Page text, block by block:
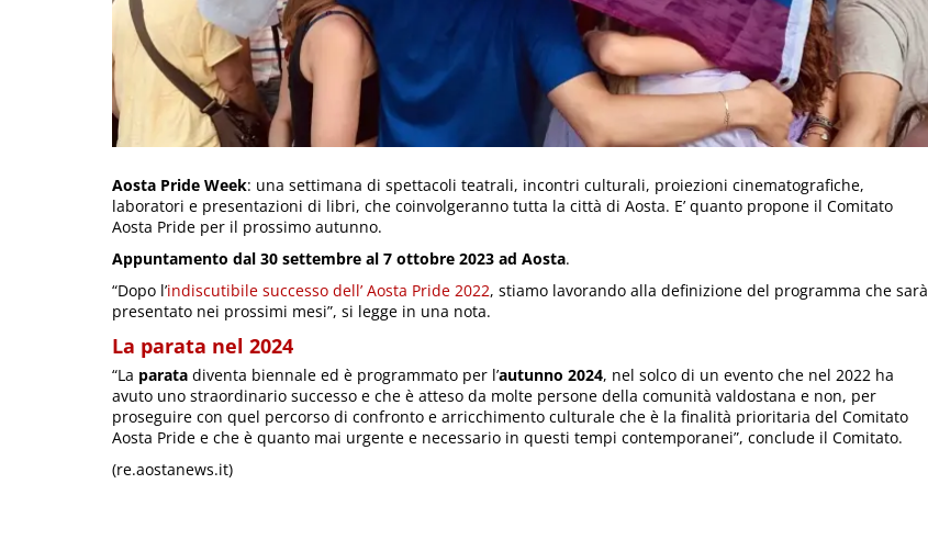
Aosta Pride Week: una settimana di spettacoli teatrali, incontri culturali, proiezioni cinematografiche,
laboratori e presentazioni di libri, che coinvolgeranno tutta la città di Aosta. E’ quanto propone il Comitato
Aosta Pride per il prossimo autunno.
Appuntamento dal 30 settembre al 7 ottobre 2023 ad Aosta.
“Dopo l’indiscutibile successo dell’ Aosta Pride 2022, stiamo lavorando alla definizione del programma che sarà
presentato nei prossimi mesi”, si legge in una nota.
La parata nel 2024
“La parata diventa biennale ed è programmato per l’autunno 2024, nel solco di un evento che nel 2022 ha
avuto uno straordinario successo e che è atteso da molte persone della comunità valdostana e non, per
proseguire con quel percorso di confronto e arricchimento culturale che è la finalità prioritaria del Comitato
Aosta Pride e che è quanto mai urgente e necessario in questi tempi contemporanei”, conclude il Comitato.
(re.aostanews.it)